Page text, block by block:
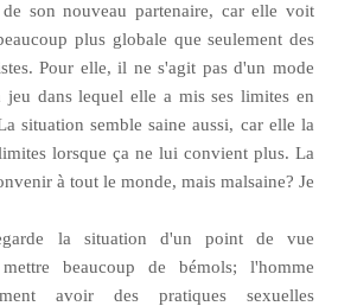
de son nouveau partenaire, car elle voit
plus globale que seulement des
Pour elle, il ne s'agit pas d'un mode
dans lequel elle a mis ses limites en
situation semble saine aussi, car elle la
lorsque ça ne lui convient plus. La
à tout le monde, mais malsaine? Je
la situation d'un point de vue
beaucoup de bémols; l'homme
avoir des pratiques sexuelles